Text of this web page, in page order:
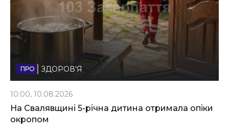
ЗДОРОВ'Я
10:00, 10.08.2026
На Свалявщині 5-річна дитина отримала опіки
окропом